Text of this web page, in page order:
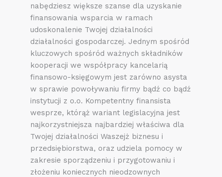
nabędziesz większe szanse dla uzyskanie
finansowania wsparcia w ramach
udoskonalenie Twojej działalności
działalności gospodarczej. Jednym spośród
kluczowych spośród ważnych składników
kooperacji we współpracy kancelarią
finansowo-księgowym jest zarówno asysta
w sprawie powoływaniu firmy bądź co bądź
instytucji z o.o. Kompetentny finansista
wesprze, którąż wariant legislacyjna jest
najkorzystniejsza najbardziej właściwa dla
Twojej działalności Waszejż biznesu i
przedsiębiorstwa, oraz udziela pomocy w
zakresie sporządzeniu i przygotowaniu i
złożeniu koniecznych nieodzownych